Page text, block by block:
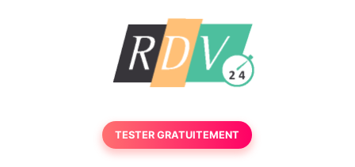
TESTER GRATUITEMENT